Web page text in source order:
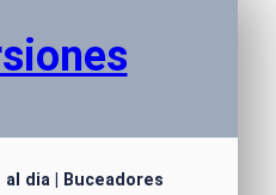
dia | Buceadores